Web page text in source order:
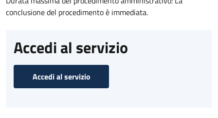
conclusione del procedimento è immediata.
Accedi al servizio
Accedi al servizio